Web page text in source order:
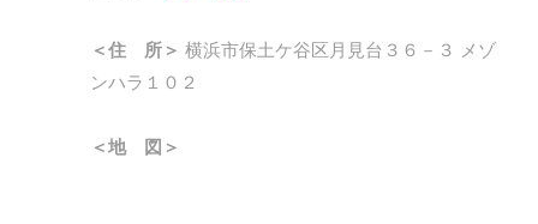
＜住 所＞ 横浜市保土ケ谷区月見台３６－３ メゾ
ンハラ１０２
＜地 図＞